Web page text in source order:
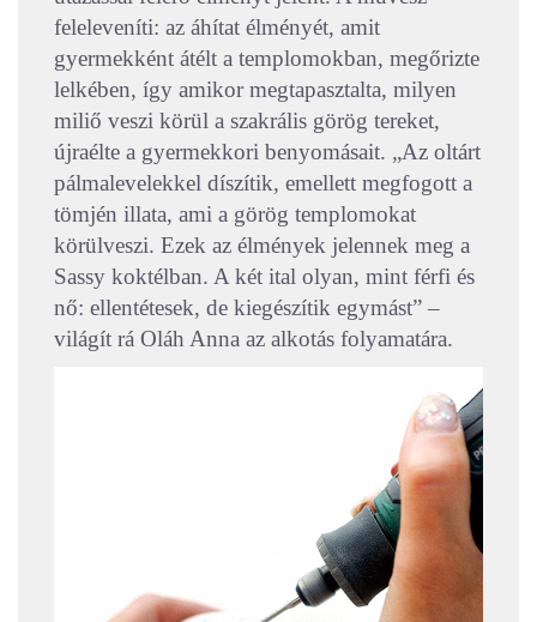
feleleveníti: az áhítat élményét, amit
gyermekként átélt a templomokban, megőrizte
lelkében, így amikor megtapasztalta, milyen
miliő veszi körül a szakrális görög tereket,
újraélte a gyermekkori benyomásait. „Az oltárt
pálmalevelekkel díszítik, emellett megfogott a
tömjén illata, ami a görög templomokat
körülveszi. Ezek az élmények jelennek meg a
Sassy koktélban. A két ital olyan, mint férfi és
nő: ellentétesek, de kiegészítik egymást” –
világít rá Oláh Anna az alkotás folyamatára.